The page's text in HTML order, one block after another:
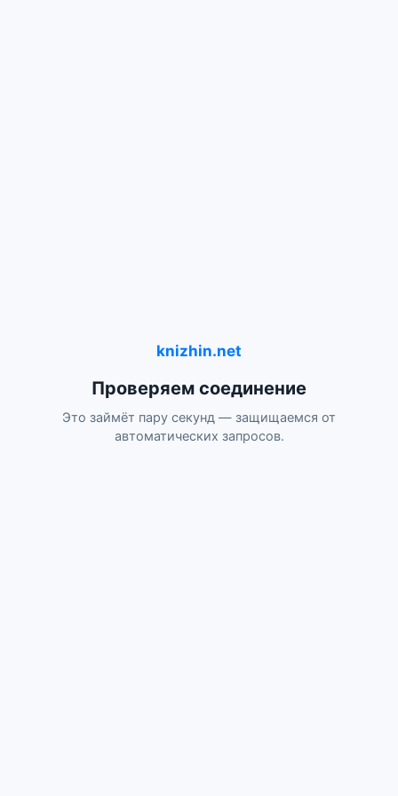
knizhin.net
Проверяем соединение
Это займёт пару секунд — защищаемся от
автоматических запросов.